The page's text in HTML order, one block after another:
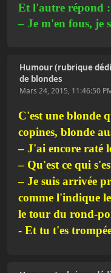
Et l'autre répond :
– Je m'en fous, je
Humour (rubrique
de blondes
Mars 24, 2015, 11:46:50
C'est une blonde
copines, blonde
– J'ai encore raté
– Qu'est ce qui
– Je suis arrivée
comme l'indique
le tour du rond-
- Et tu t'es